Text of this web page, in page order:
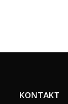
KONTAKT